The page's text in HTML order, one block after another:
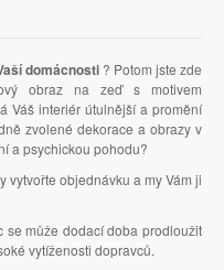
domácnosti? Potom jste zde
obraz na zeď s motivem
Váš interiér útulnější a promění
zvolené dekorace a obrazy v
a psychickou pohodu?
vytvořte objednávku a my Vám ji
může dodací doba prodloužit
vytíženosti dopravců.